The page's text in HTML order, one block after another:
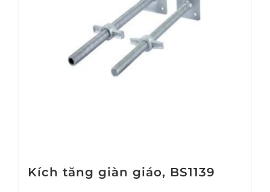
Kích tăng giàn giáo, BS1139